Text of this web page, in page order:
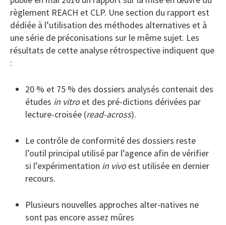
règlement REACH et CLP. Une section du rapport est
dédiée à l’utilisation des méthodes alternatives et à
une série de préconisations sur le même sujet. Les
résultats de cette analyse rétrospective indiquent que
:
20 % et 75 % des dossiers analysés contenait des
études in vitroet des pré-dictions dérivées par
lecture-croisée (read-across).
Le contrôle de conformité des dossiers reste
l’outil principal utilisé par l’agence afin de vérifier
si l’expérimentation in vivoest utilisée en dernier
recours.
Plusieurs nouvelles approches alter-natives ne
sont pas encore assez mûres